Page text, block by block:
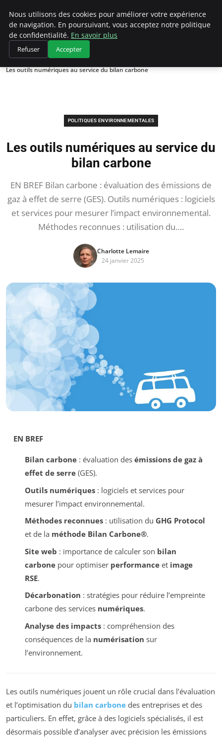
Climategatecountryclub.com
Accueil
Politiques environnementales
Les outils numériques au service du bilan carbone
POLITIQUES ENVIRONNEMENTALES
Les outils numériques au service du
bilan carbone
EN BREF Bilan carbone : évaluation des émissions de
gaz à effet de serre (GES). Outils numériques : logiciels
et services pour mesurer l’impact environnemental.
Méthodes reconnues : utilisation du….
Charlotte Lemaire
24 janvier 2025
EN BREF
Bilan carbone: évaluation des émissions de gaz à
effet de serre(GES).
Outils numériques: logiciels et services pour
mesurer l’impact environnemental.
Méthodes reconnues: utilisation du GHG Protocol
et de la méthode Bilan Carbone®.
Site web : importance de calculer son bilan
carbonepour optimiser performanceet image
RSE.
Décarbonation : stratégies pour réduire l’empreinte
carbone des services numériques.
Analyse des impacts: compréhension des
conséquences de la numérisation sur
l’environnement.
Les outils numériques jouent un rôle crucial dans l’évaluation
et l’optimisation du bilan carbone des entreprises et des
particuliers. En effet, grâce à des logiciels spécialisés, il est
désormais possible d’analyser avec précision les émissions
Nous utilisons des cookies pour améliorer votre expérience
de navigation. En poursuivant, vous acceptez notre politique
de confidentialité. En savoir plus
Refuser Accepter